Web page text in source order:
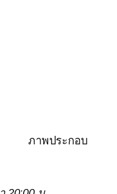
ภาพประกอบ